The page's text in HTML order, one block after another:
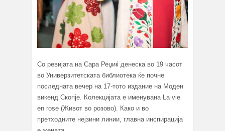
Со ревијата на Сара Реџиќ денеска во 19 часот
во Универзитетската библиотека ќе почне
последната вечер на 17-тото издание на Моден
викенд Скопје. Колекцијата е именувана La vie
en rose (Живот во розово). Како и во
претходните нејзини линии, главна инспирација